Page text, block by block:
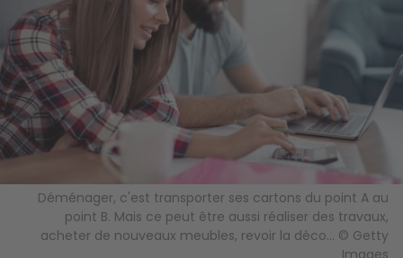
Déménager, c'est transporter ses cartons du point A au
point B. Mais ce peut être aussi réaliser des travaux,
acheter de nouveaux meubles, revoir la déco... © Getty